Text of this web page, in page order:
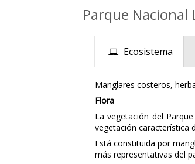
Parque Nacional
Ecosistema
Manglares costeros,
Flora
La vegetación del
vegetación característica
Está constituida por
más representativas del